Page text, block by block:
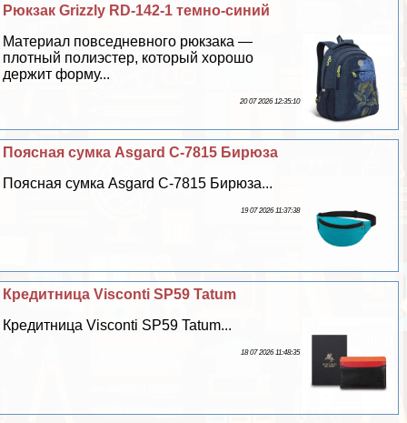
Рюкзак Grizzly RD-142-1 темно-синий
Материал повседневного рюкзака —
плотный полиэстер, который хорошо
держит форму...
20 07 2026 12:35:10
Поясная сумка Asgard С-7815 Бирюза
Поясная сумка Asgard С-7815 Бирюза...
19 07 2026 11:37:38
Кредитница Visconti SP59 Tatum
Кредитница Visconti SP59 Tatum...
18 07 2026 11:48:35